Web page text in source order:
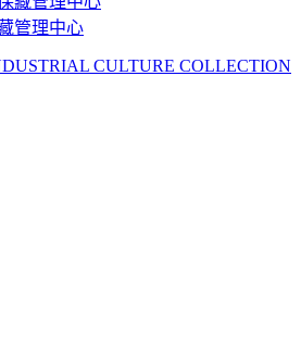
管理中心
CULTURE COLLECTION